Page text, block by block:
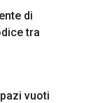
di
tra
vuoti